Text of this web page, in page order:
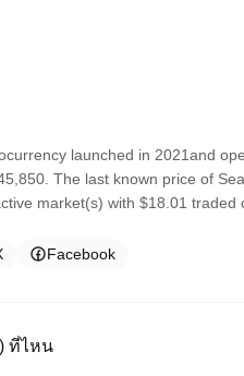
launched in 2021and
The last known price of
market(s) with $18.01
Facebook
ที่ไหน